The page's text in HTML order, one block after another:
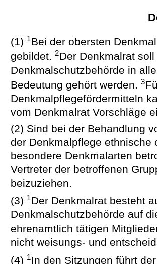
(1) 1Bei der obersten
gebildet.2Der Denkmalrat
Denkmalschutzbehörde in
Bedeutung gehört werden.3
Denkmalpflegefördermitteln
vom Denkmalrat Vorschläge
(2) Sind bei der Behandlung
der Denkmalpflege ethnische
besondere Denkmalarten
Vertreter der betroffenen
beizuziehen.
(3) 1Der Denkmalrat besteht
Denkmalschutzbehörde auf
ehrenamtlich tätigen
nicht weisungs- und
(4) 1 In den Sitzungen führt